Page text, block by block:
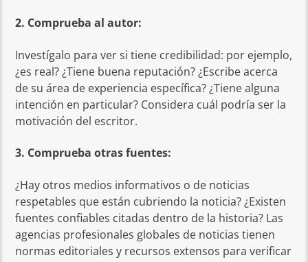
2. Comprueba al autor:
Investígalo para ver si tiene credibilidad: por ejemplo,
¿es real? ¿Tiene buena reputación? ¿Escribe acerca
de su área de experiencia específica? ¿Tiene alguna
intención en particular? Considera cuál podría ser la
motivación del escritor.
3. Comprueba otras fuentes:
¿Hay otros medios informativos o de noticias
respetables que están cubriendo la noticia? ¿Existen
fuentes confiables citadas dentro de la historia? Las
agencias profesionales globales de noticias tienen
normas editoriales y recursos extensos para verificar